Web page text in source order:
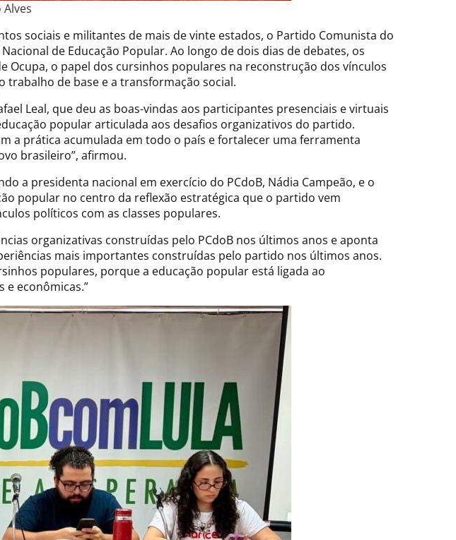
sociais e militantes de mais de vinte estados, o Partido Comunista do
de Educação Popular. Ao longo de dois dias de debates, os
o papel dos cursinhos populares na reconstrução dos vínculos
de base e a transformação social.
Leal, que deu as boas-vindas aos participantes presenciais e virtuais
popular articulada aos desafios organizativos do partido.
a prática acumulada em todo o país e fortalecer uma ferramenta
brasileiro”, afirmou.
a presidenta nacional em exercício do PCdoB, Nádia Campeão, e o
popular no centro da reflexão estratégica que o partido vem
políticos com as classes populares.
organizativas construídas pelo PCdoB nos últimos anos e aponta
mais importantes construídas pelo partido nos últimos anos.
populares, porque a educação popular está ligada ao
e econômicas.”